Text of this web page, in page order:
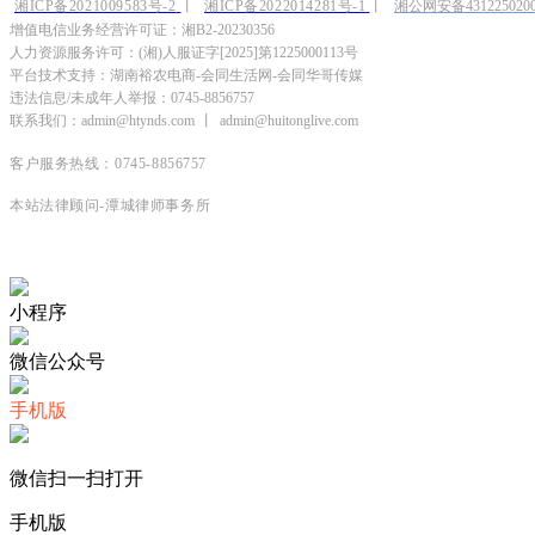
湘ICP备2021009583号-2 湘ICP备2022014281号-1 湘公网安备
增值电信业务经营许可证：湘B2-20230356
人力资源服务许可：(湘)人服证字[2025]第1225000113号
平台技术支持：湖南裕农电商-会同生活网-会同华哥传媒
违法信息/未成年人举报：0745-8856757
联系我们：admin@htynds.com
admin@huitonglive.com
客户服务热线：0745-8856757
本站法律顾问-潭城律师事务所
小程序
微信公众号
手机版
微信扫一扫打开
手机版